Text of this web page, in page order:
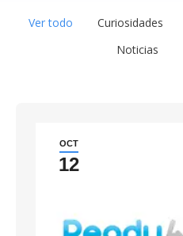
Ver todo Curiosidades
Noticias
OCT
12